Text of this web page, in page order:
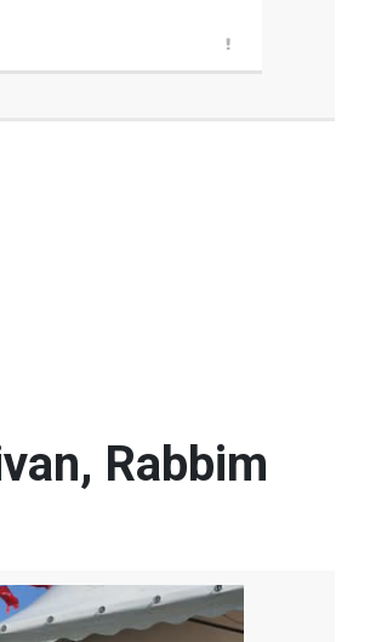
Rabbim